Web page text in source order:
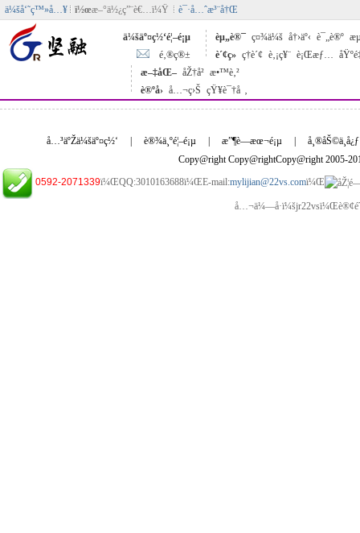
ä¼šå‘˜ç™»å…¥ ï½œæ–°ä½¿ç”¨è€…ï¼Ÿ è¯·å…ˆæ³¨å†Œ
ä¼šäº¤ç½‘é¦–é¡µ
é‚®ç®±
èµ„è®¯ ç¤¾ä¼š å†›äº‹ è¯„è®º
è´¢ç» ç†è´¢ è‚¡ç¥¨ è¡Œæƒ…
æ–‡åŒ– åŽ†å² æ•™è‚²
è®ºå› å…¬ç›Š çŸ¥è¯†å ‚
å…³äºŽä¼šäº¤ç½‘ è®¾ä¸ºé¦–é¡µ æ”¶è—æœ¬é¡µ
å¸®åŠ©ä¸­å¿ƒ
Copy@right Copy@rightCopy@right 2005-
0592-2071339ï¼ŒQQ:3010163688ï¼ŒE-mail:mylijian@22vs.comï¼Œ